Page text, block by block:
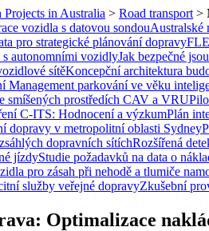
Projects in Australia > Road transport >
vozidla s datovou sondouAustralské
pro strategické plánování dopravy
autonomními vozidlyJak bezpečné
sítěKoncepční architektura
Management parkování ve věku
smíšených prostředích CAV a VRU
C-ITS: Hodnocení a výzkumPlán
dopravy v metropolitní oblasti Sydney
dopravních sítíchRozšířená
jízdyStudie požadavků na data o
pro zásah při nehodě a tlumiče
služby veřejné dopravyZkušební
Optimalizace